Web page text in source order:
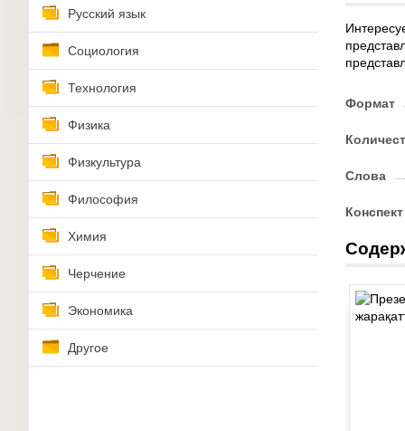
Русский язык
Социология
Технология
Физика
Физкультура
Философия
Химия
Черчение
Экономика
Другое
Формат
Слова
Конспект